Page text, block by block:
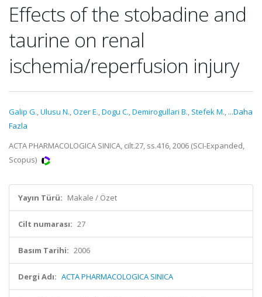
Effects of the stobadine and
taurine on renal
ischemia/reperfusion injury
Galip G.,Ulusu N.,Ozer E.,Dogu C.,Demirogullari B., Stefek M., ...Daha
Fazla
ACTA PHARMACOLOGICA SINICA, cilt.27, ss.416, 2006 (SCI-Expanded,
Scopus)
Yayın Türü: Makale / Özet
Cilt numarası: 27
Basım Tarihi: 2006
Dergi Adı: ACTA PHARMACOLOGICA SINICA